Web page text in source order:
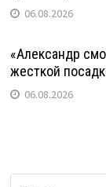
06.08.2026
«Александр
жесткой
06.08.2026